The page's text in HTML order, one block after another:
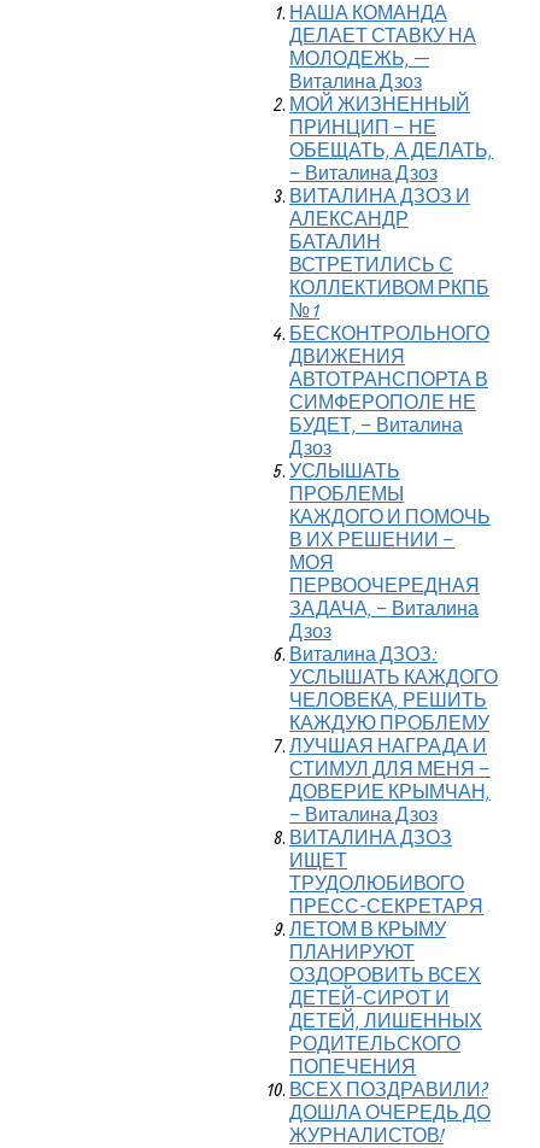
НАША КОМАНДА
ДЕЛАЕТ СТАВКУ НА
МОЛОДЕЖЬ, —
Виталина Дзоз
МОЙ ЖИЗНЕННЫЙ
ПРИНЦИП – НЕ
ОБЕЩАТЬ, А ДЕЛАТЬ,
– Виталина Дзоз
ВИТАЛИНА ДЗОЗ И
АЛЕКСАНДР
БАТАЛИН
ВСТРЕТИЛИСЬ С
КОЛЛЕКТИВОМ РКПБ
№ 1
БЕСКОНТРОЛЬНОГО
ДВИЖЕНИЯ
АВТОТРАНСПОРТА В
СИМФЕРОПОЛЕ НЕ
БУДЕТ, – Виталина
Дзоз
УСЛЫШАТЬ
ПРОБЛЕМЫ
КАЖДОГО И ПОМОЧЬ
В ИХ РЕШЕНИИ –
МОЯ
ПЕРВООЧЕРЕДНАЯ
ЗАДАЧА, – Виталина
Дзоз
Виталина ДЗОЗ:
УСЛЫШАТЬ КАЖДОГО
ЧЕЛОВЕКА, РЕШИТЬ
КАЖДУЮ ПРОБЛЕМУ
ЛУЧШАЯ НАГРАДА И
СТИМУЛ ДЛЯ МЕНЯ –
ДОВЕРИЕ КРЫМЧАН,
– Виталина Дзоз
ВИТАЛИНА ДЗОЗ
ИЩЕТ
ТРУДОЛЮБИВОГО
ПРЕСС-СЕКРЕТАРЯ
ЛЕТОМ В КРЫМУ
ПЛАНИРУЮТ
ОЗДОРОВИТЬ ВСЕХ
ДЕТЕЙ-СИРОТ И
ДЕТЕЙ, ЛИШЕННЫХ
РОДИТЕЛЬСКОГО
ПОПЕЧЕНИЯ
ВСЕХ ПОЗДРАВИЛИ?
ДОШЛА ОЧЕРЕДЬ ДО
ЖУРНАЛИСТОВ!